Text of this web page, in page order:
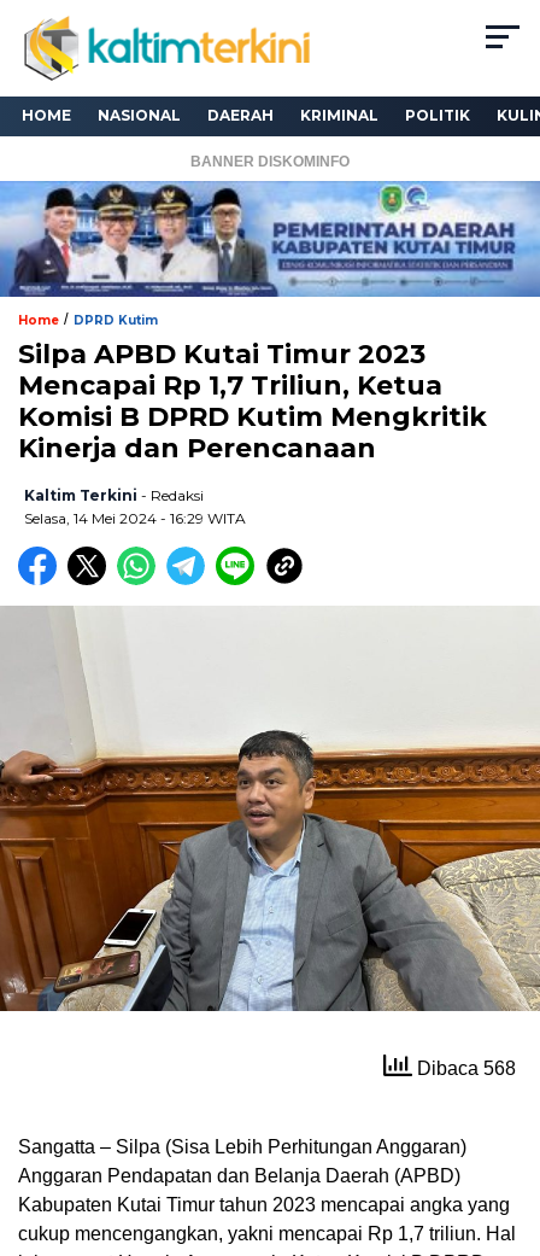
HOME NASIONAL DAERAH KRIMINAL POLITIK
BANNER DISKOMINFO
Home / DPRD Kutim
Silpa APBD Kutai Timur 2023
Mencapai Rp 1,7 Triliun, Ketua
Komisi B DPRD Kutim Mengkritik
Kinerja dan Perencanaan
Kaltim Terkini - Redaksi
Selasa, 14 Mei 2024 - 16:29 WITA
Dibaca 568
Sangatta – Silpa (Sisa Lebih Perhitungan Anggaran)
Anggaran Pendapatan dan Belanja Daerah (APBD)
Kabupaten Kutai Timur tahun 2023 mencapai angka yang
cukup mencengangkan, yakni mencapai Rp 1,7 triliun. Hal